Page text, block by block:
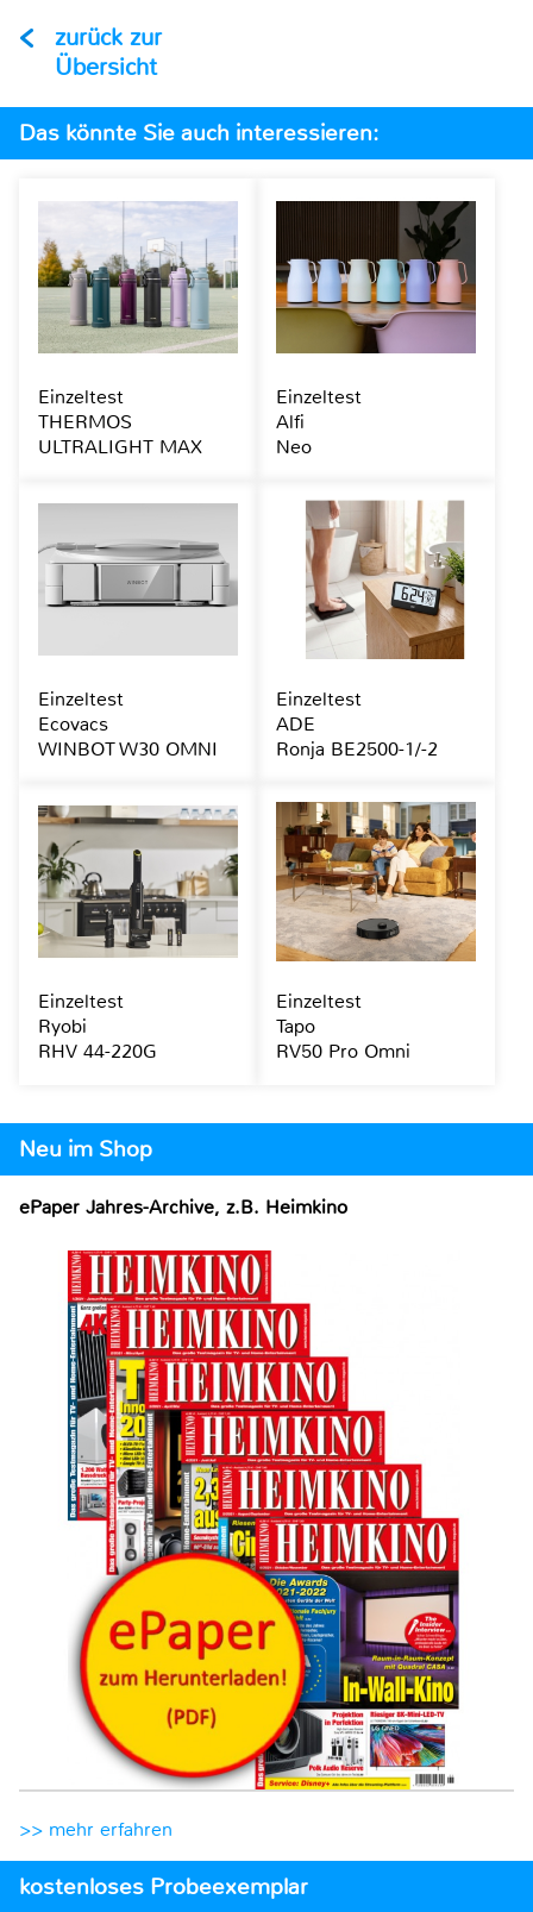
zurück zur
Übersicht
Neu im Shop
ePaper Jahres-Archive, z.B. Heimkino
>> mehr erfahren
kostenloses Probeexemplar
Das könnte Sie auch interessieren:
Einzeltest
THERMOS
ULTRALIGHT MAX
Einzeltest
Alfi
Neo
Einzeltest
Ecovacs
WINBOT W30 OMNI
Einzeltest
ADE
Ronja BE2500-1/-2
Einzeltest
Ryobi
RHV 44-220G
Einzeltest
Tapo
RV50 Pro Omni